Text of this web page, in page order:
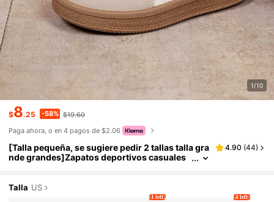
1/10
$8.25 -58% $19.60
Paga ahora, o en 4 pagos de $2.06
[Talla pequeña, se sugiere pedir 2 tallas talla gra
nde grandes]Zapatos deportivos casuales
4.90 (44)
Talla US
1 left 4 left